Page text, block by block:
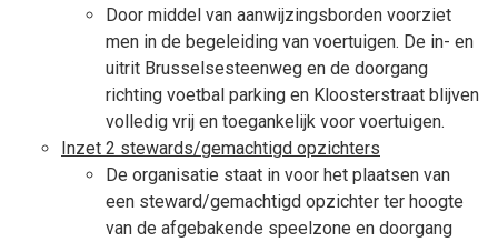
Door middel van aanwijzingsborden voorziet
men in de begeleiding van voertuigen. De in- en
uitrit Brusselsesteenweg en de doorgang
richting voetbal parking en Kloosterstraat blijven
volledig vrij en toegankelijk voor voertuigen.
Inzet 2 stewards/gemachtigd opzichters
De organisatie staat in voor het plaatsen van
een steward/gemachtigd opzichter ter hoogte
van de afgebakende speelzone en doorgang